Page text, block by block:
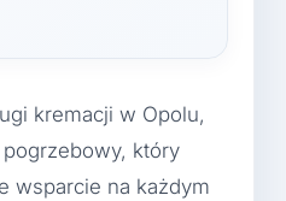
kremacji w Opolu,
pogrzebowy, który
wsparcie na każdym